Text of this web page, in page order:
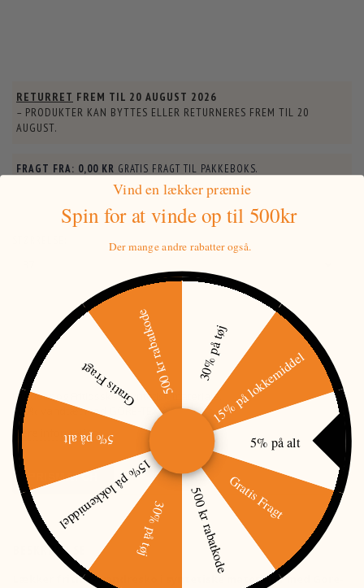
RETURRET FREM TIL 20 AUGUST 2026
– PRODUKTER KAN BYTTES ELLER RETURNERES FREM TIL 20
AUGUST.
FRAGT FRA: 0,00 KR GRATIS FRAGT TIL PAKKEBOKS.
Outdoor og Fritidssko i syntetisk materiale.
100% vandtæt med GORE-TEX®
Mere information
PRISMATCH
BESKRIVELSE
Lækker fritids-/vandresko i syntetiske materialer med Gore-
Vind en lækker præmie
Spin for at vindeop til 500kr
Der mange andre rabatter også.
30% på tøj
15% på lokkemiddel
5% på alt
Gratis Fragt
500 kr rabatkode
30% på tøj
15% på lokkemiddel
5% på alt
Gratis Fragt500 kr rabatkode